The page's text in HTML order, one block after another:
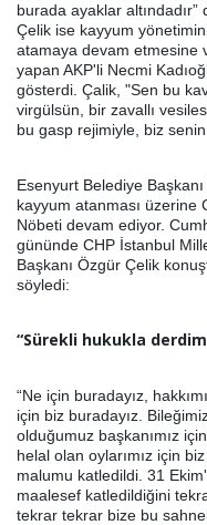
burada ayaklar
Çelik ise kayyum
atamaya devam etmesine
yapan AKP'li Necmi
gösterdi. Çalik, "Sen bu
virgülsün, bir zavallı
bu gasp rejimiyle, biz
Esenyurt Belediye
kayyum atanması üzerine
Nöbeti devam ediyor.
gününde CHP İstanbul
Başkanı Özgür Çelik
söyledi:
“Sürekli hukukla
“Ne için buradayız,
için biz buradayız.
olduğumuz başkanımız
helal olan oylarımız için
malumu katledildi. 31
maalesef katledildiğini
tekrar tekrar bize bu